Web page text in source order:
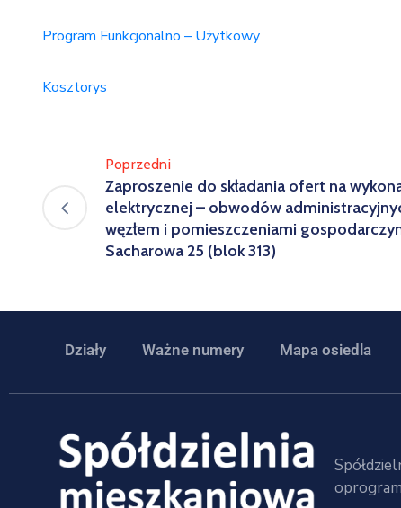
Program Funkcjonalno – Użytkowy
Kosztorys
Poprzedni
Zaproszenie do składania ofert na
elektrycznej – obwodów
węzłem i pomieszczeniami
Sacharowa 25 (blok 313)
Działy Ważne numery Mapa osiedla